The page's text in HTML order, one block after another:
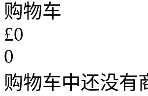
购物车
£0
0
购物车中还没有